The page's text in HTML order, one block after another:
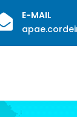
E-MAIL